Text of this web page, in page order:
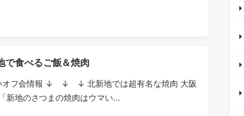
で食べるご飯＆焼肉
オフ会情報 ↓ ↓ ↓ 北新地では超有名な焼肉 大阪
新地のさつまの焼肉はウマい...